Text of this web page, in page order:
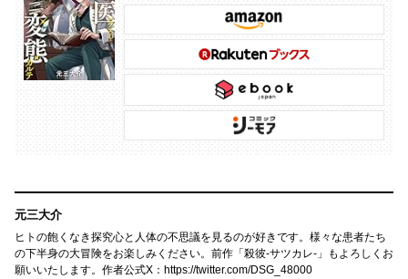
元三大介
ヒトの飽くなき探究心と人体の不思議を見るのが好きです。様々な患者たち
の下半身の大冒険をお楽しみください。前作「殺彼-サツカレ-」もよろしくお
願いいたします。作者公式X：https://twitter.com/DSG_48000